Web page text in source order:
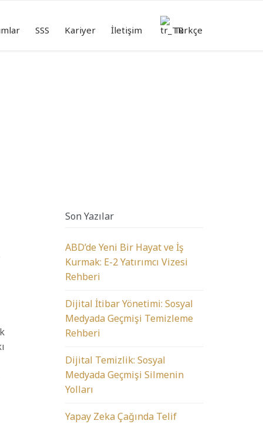
SSS Kariyer İletişim Türkçe
Son Yazılar
ABD’de Yeni Bir Hayat ve İş
Kurmak: E-2 Yatırımcı Vizesi
Rehberi
Dijital İtibar Yönetimi: Sosyal
Medyada Geçmişi Temizleme
Rehberi
Dijital Temizlik: Sosyal
Medyada Geçmişi Silmenin
Yolları
Yapay Zeka Çağında Telif